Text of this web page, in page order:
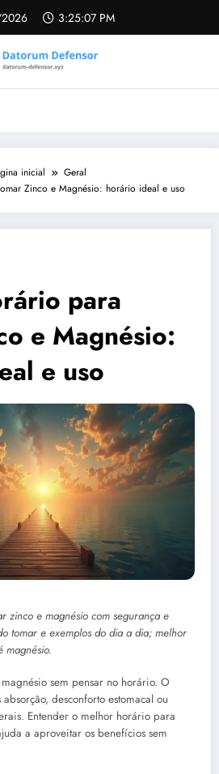
3:25:07 PM
inicial
Geral
Zinco e Magnésio: horário ideal e uso
para
e Magnésio:
e uso
zinco e magnésio com segurança e
tomar e exemplos do dia a dia; melhor
magnésio.
sem pensar no horário. O
desconforto estomacal ou
Entender o melhor horário para
a aproveitar os benefícios sem